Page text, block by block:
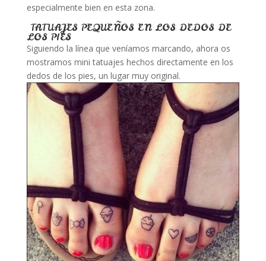
especialmente bien en esta zona.
TATUAJES PEQUEÑOS EN LOS DEDOS DE
LOS PIES
Siguiendo la línea que veníamos marcando, ahora os
mostramos mini tatuajes hechos directamente en los
dedos de los pies, un lugar muy original.